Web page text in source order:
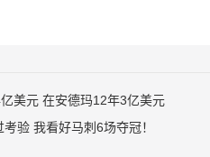
美元 在安德玛12年3亿美元
验 我看好马刺6场夺冠！